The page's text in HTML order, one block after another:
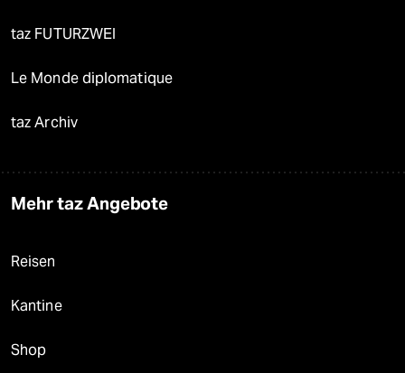
taz FUTURZWEI
Le Monde diplomatique
taz Archiv
Mehr taz Angebote
Reisen
Kantine
Shop